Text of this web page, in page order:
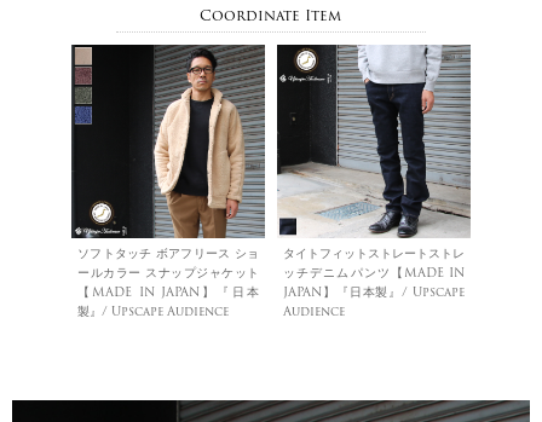
Coordinate Item
ソフトタッチ ボアフリース ショ
ールカラー スナップジャケット
【MADE IN JAPAN】『日本
製』/ Upscape Audience
タイトフィットストレートストレ
ッチデニムパンツ【MADE IN
JAPAN】『日本製』/ Upscape
Audience